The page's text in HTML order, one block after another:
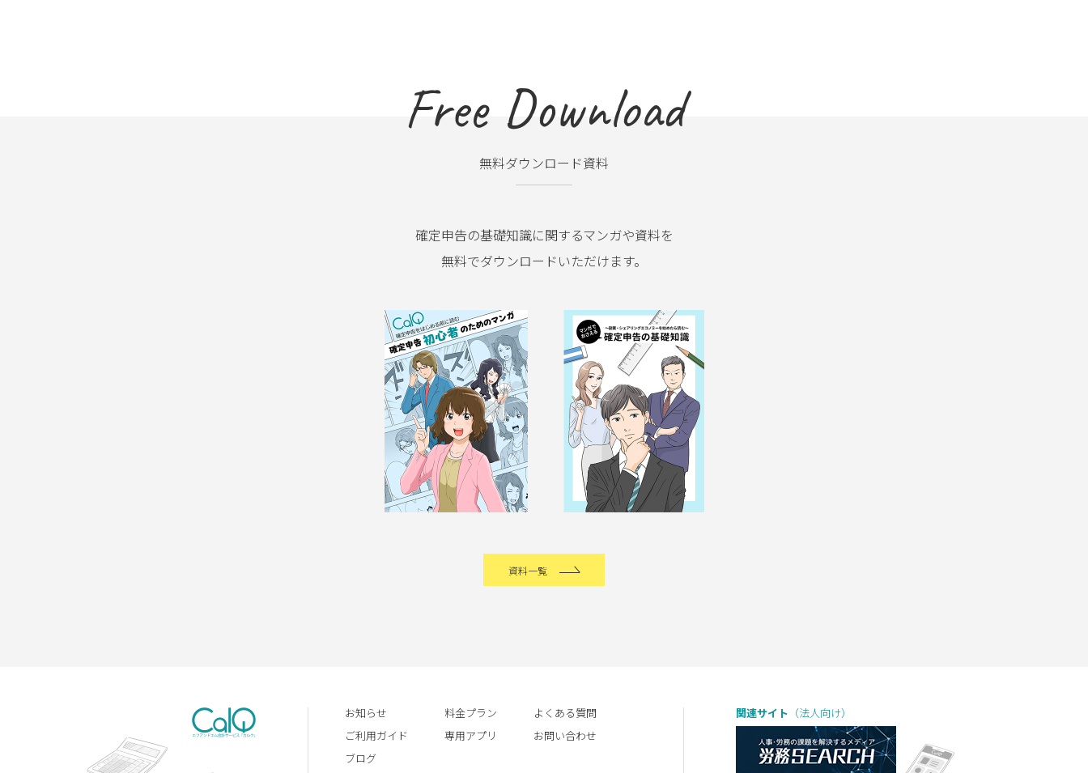
Free Download
無料ダウンロード資料
確定申告の基礎知識に関するマンガや資料を
無料でダウンロードいただけます。
資料一覧
お知らせ
ご利用ガイド
ブログ
料金プラン
専用アプリ
よくある質問
お問い合わせ
関連サイト （法人向け）